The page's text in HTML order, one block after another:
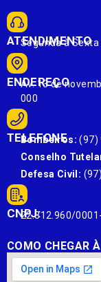
ATENDIMENTO
Segunda à
ENDEREÇO
Av. 13 de
000
TELEFONE
Bombeiros: (97)
Conselho
Defesa Civil:
CNPJ:
22.812.960/
COMO CHEGAR